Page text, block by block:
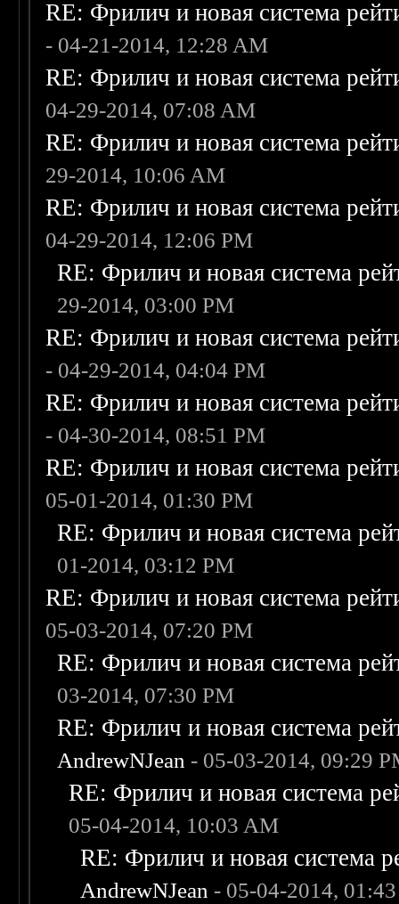
RE: Фрилич и новая система
- 04-21-2014, 12:28 AM
RE: Фрилич и новая система
04-29-2014, 07:08 AM
RE: Фрилич и новая система
29-2014, 10:06 AM
RE: Фрилич и новая система
04-29-2014, 12:06 PM
RE: Фрилич и новая система
29-2014, 03:00 PM
RE: Фрилич и новая система
- 04-29-2014, 04:04 PM
RE: Фрилич и новая система
- 04-30-2014, 08:51 PM
RE: Фрилич и новая система
05-01-2014, 01:30 PM
RE: Фрилич и новая система
01-2014, 03:12 PM
RE: Фрилич и новая система
05-03-2014, 07:20 PM
RE: Фрилич и новая система
03-2014, 07:30 PM
RE: Фрилич и новая система
AndrewNJean - 05-03-2014, 09:29
RE: Фрилич и новая система
05-04-2014, 10:03 AM
RE: Фрилич и новая система
AndrewNJean - 05-04-2014,